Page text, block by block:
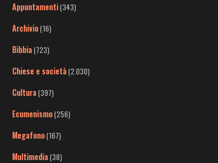
Appuntamenti(343)
Archivio(16)
Bibbia (723)
Chiese e società (2.030)
Cultura (397)
Ecumenismo(256)
Megafono(167)
Multimedia (38)